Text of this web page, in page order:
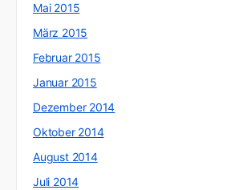
Mai 2015
März 2015
Februar 2015
Januar 2015
Dezember 2014
Oktober 2014
August 2014
Juli 2014